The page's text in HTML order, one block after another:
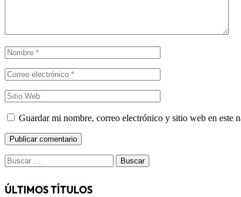
Guardar mi nombre, correo electrónico y sitio web en este
Buscar:
ÚLTIMOS TÍTULOS